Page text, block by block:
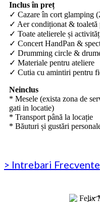
Inclus în preț
✓ Cazare în cort glamping
✓ Aer condiționat & toaletă
✓ Toate atelierele și
✓ Concert HandPan &
✓ Drumming circle &
✓ Materiale pentru ateliere
✓ Cutia cu amintiri pentru
Neinclus
* Mesele (exista zona de
gati in locatie)
* Transport până la locație
* Băuturi și gustări
> Intrebari Frecvente